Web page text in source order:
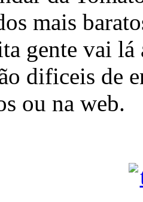
mais
gente vai lá
dificeis de
ou na web.